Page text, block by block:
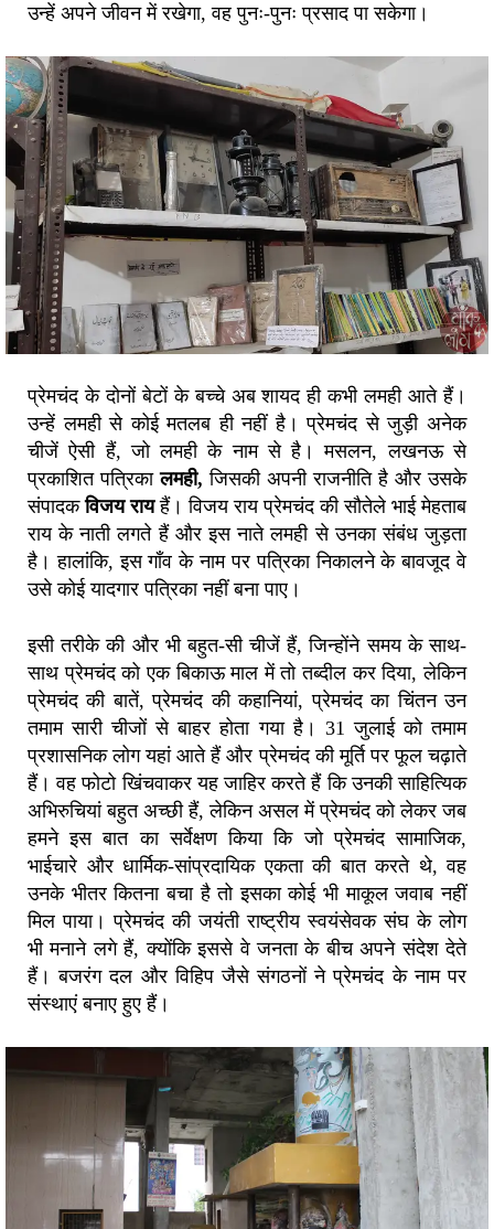
उन्हें अपने जीवन में रखेगा, वह पुनः-पुनः प्रसाद पा सकेगा।
प्रेमचंद के दोनों बेटों के बच्चे अब शायद ही कभी लमही आते हैं।
उन्हें लमही से कोई मतलब ही नहीं है। प्रेमचंद से जुड़ी अनेक
चीजें ऐसी हैं, जो लमही के नाम से है। मसलन, लखनऊ से
प्रकाशित पत्रिकालमही,जिसकी अपनी राजनीति है और उसके
संपादकविजय रायहैं। विजय राय प्रेमचंद की सौतेले भाई मेहताब
राय के नाती लगते हैं और इस नाते लमही से उनका संबंध जुड़ता
है। हालांकि, इस गाँव के नाम पर पत्रिका निकालने के बावजूद वे
उसे कोई यादगार पत्रिका नहीं बना पाए।
इसी तरीके की और भी बहुत-सी चीजें हैं, जिन्होंने समय के साथ-
साथ प्रेमचंद को एक बिकाऊ माल में तो तब्दील कर दिया, लेकिन
प्रेमचंद की बातें, प्रेमचंद की कहानियां, प्रेमचंद का चिंतन उन
तमाम सारी चीजों से बाहर होता गया है। 31 जुलाई को तमाम
प्रशासनिक लोग यहां आते हैं और प्रेमचंद की मूर्ति पर फूल चढ़ाते
हैं। वह फोटो खिंचवाकर यह जाहिर करते हैं कि उनकी साहित्यिक
अभिरुचियां बहुत अच्छी हैं, लेकिन असल में प्रेमचंद को लेकर जब
हमने इस बात का सर्वेक्षण किया कि जो प्रेमचंद सामाजिक,
भाईचारे और धार्मिक-सांप्रदायिक एकता की बात करते थे, वह
उनके भीतर कितना बचा है तो इसका कोई भी माकूल जवाब नहीं
मिल पाया। प्रेमचंद की जयंती राष्ट्रीय स्वयंसेवक संघ के लोग
भी मनाने लगे हैं, क्योंकि इससे वे जनता के बीच अपने संदेश देते
हैं। बजरंग दल और विहिप जैसे संगठनों ने प्रेमचंद के नाम पर
संस्थाएं बनाए हुए हैं।